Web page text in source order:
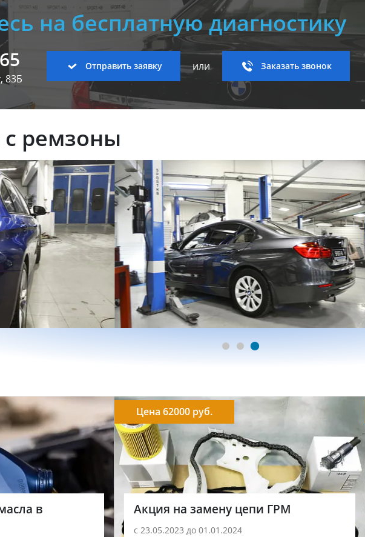
на бесплатную диагностику
83Б
Отправить заявку или Заказать звонок
ремзоны
в
Акция на замену цепи ГРМ
с 23.05.2023 до 01.01.2024
Цена 62000 руб.